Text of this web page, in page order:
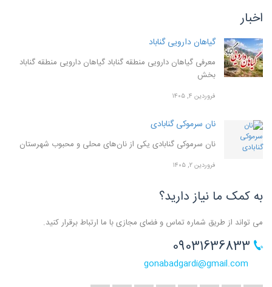
اخبار
گیاهان دارویی گناباد
معرفی گیاهان دارویی منطقه گناباد گیاهان دارویی منطقه گناباد
بخش
فروردین ۴, ۱۴۰۵
نان سرموکی گنابادی
نان سرموکی گنابادی یکی از نان‌های محلی و محبوب شهرستان
فروردین ۲, ۱۴۰۵
به کمک ما نیاز دارید؟
می تواند از طریق شماره تماس و فضای مجازی با ما ارتباط برقرار کنید.
gonabadgardi@gmail.com